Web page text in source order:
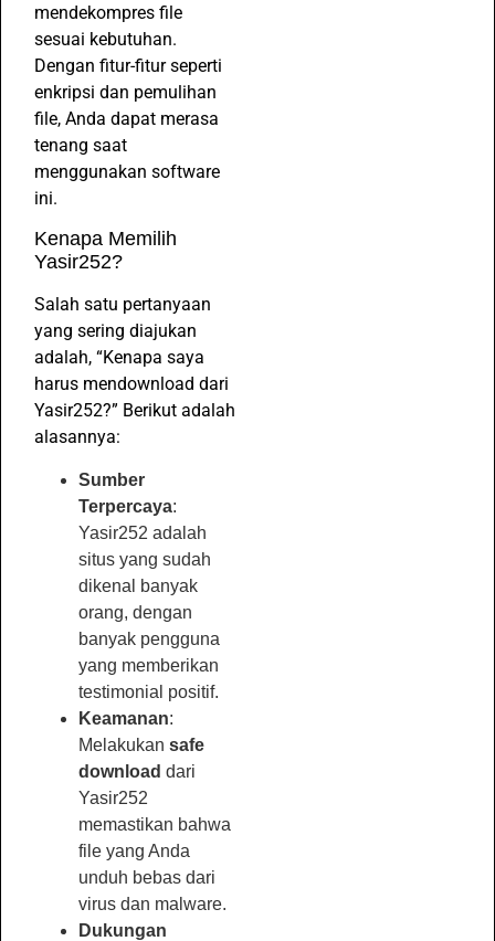
mendekompres file
sesuai kebutuhan.
Dengan fitur-fitur seperti
enkripsi dan pemulihan
file, Anda dapat merasa
tenang saat
menggunakan software
ini.
Kenapa Memilih
Yasir252?
Salah satu pertanyaan
yang sering diajukan
adalah, “Kenapa saya
harus mendownload dari
Yasir252?” Berikut adalah
alasannya:
Sumber
Terpercaya:
Yasir252 adalah
situs yang sudah
dikenal banyak
orang, dengan
banyak pengguna
yang memberikan
testimonial positif.
Keamanan:
Melakukan safe
download dari
Yasir252
memastikan bahwa
file yang Anda
unduh bebas dari
virus dan malware.
Dukungan